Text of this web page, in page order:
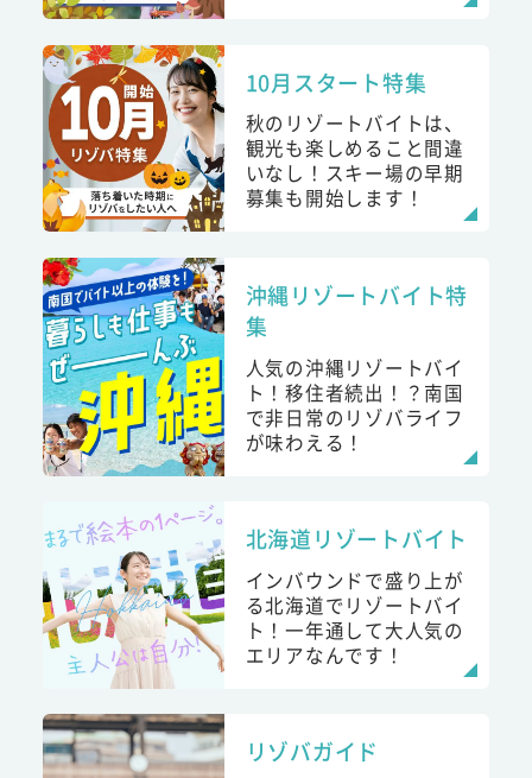
10月スタート特集
秋のリゾートバイトは、
観光も楽しめること間違
いなし！スキー場の早期
募集も開始します！
沖縄リゾートバイト特
集
人気の沖縄リゾートバイ
ト！移住者続出！？南国
で非日常のリゾバライフ
が味わえる！
北海道リゾートバイト
インバウンドで盛り上が
る北海道でリゾートバイ
ト！一年通して大人気の
エリアなんです！
リゾバガイド